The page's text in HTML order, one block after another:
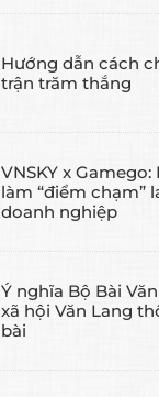
Hướng dẫn cách
trận trăm thắng
VNSKY x
làm “điểm chạm”
doanh nghiệp
Ý nghĩa Bộ Bài
xã hội Văn Lang
bài